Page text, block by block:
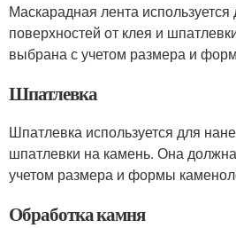
Маскарадная лента
поверхностей от клея и
выбрана с учетом размера и
Шпатлевка
Шпатлевка используется для
шпатлевки на камень. Она
учетом размера и формы
Обработка камня